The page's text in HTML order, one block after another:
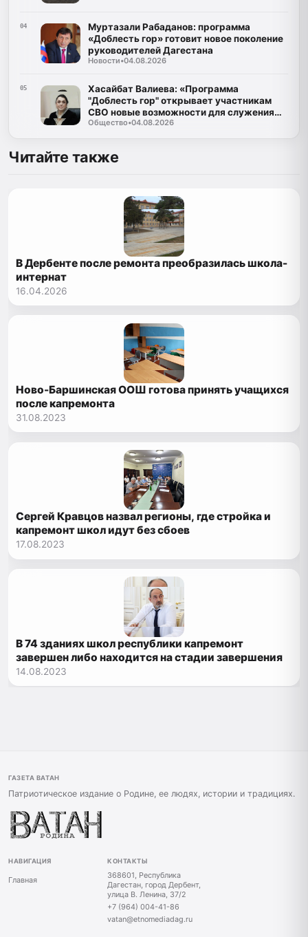
04
Муртазали Рабаданов: программа
«Доблесть гор» готовит новое поколение
руководителей Дагестана
Новости•04.08.2026
05
Хасайбат Валиева: «Программа
"Доблесть гор" открывает участникам
СВО новые возможности для служения
Дагестану»
Общество•04.08.2026
Читайте также
В Дербенте после ремонта преобразилась школа-
интернат
16.04.2026
Ново-Баршинская ООШ готова принять учащихся
после капремонта
31.08.2023
Сергей Кравцов назвал регионы, где стройка и
капремонт школ идут без сбоев
17.08.2023
В 74 зданиях школ республики капремонт
завершен либо находится на стадии завершения
14.08.2023
ГАЗЕТА ВАТАН
Патриотическое издание о Родине, ее людях, истории и традициях.
НАВИГАЦИЯ
Главная
КОНТАКТЫ
368601, Республика
Дагестан, город Дербент,
улица В. Ленина, 37/2
+7 (964) 004-41-86
vatan@etnomediadag.ru